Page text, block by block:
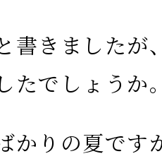
書きました
たでしょうか
かりの夏です